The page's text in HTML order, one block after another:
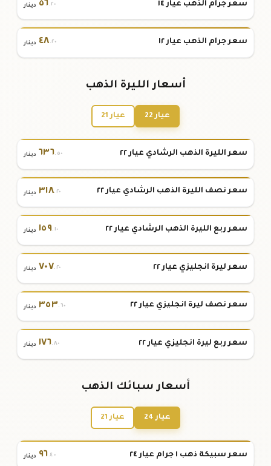
سعر جرام الذهب عيار ١٤ ٥٦.٢٠ دينار
سعر جرام الذهب عيار ١٢ ٤٨.٢٠ دينار
أسعار الليرة الذهب
عيار 22 عيار 21
سعر الليرة الذهب الرشادي عيار ٢٢ ٦٣٦.٥٠ دينار
سعر نصف الليرة الذهب الرشادي عيار ٢٢ ٣١٨.٢٠ دينار
سعر ربع الليرة الذهب الرشادي عيار ٢٢ ١٥٩.١٠ دينار
سعر ليرة انجليزي عيار ٢٢ ٧٠٧.٢٠ دينار
سعر نصف ليرة انجليزي عيار ٢٢ ٣٥٣.٦٠ دينار
سعر ربع ليرة انجليزي عيار ٢٢ ١٧٦.٨٠ دينار
أسعار سبائك الذهب
عيار 24 عيار 21
سعر سبيكة ذهب ١ جرام عيار ٢٤ ٩٦.٤٠ دينار